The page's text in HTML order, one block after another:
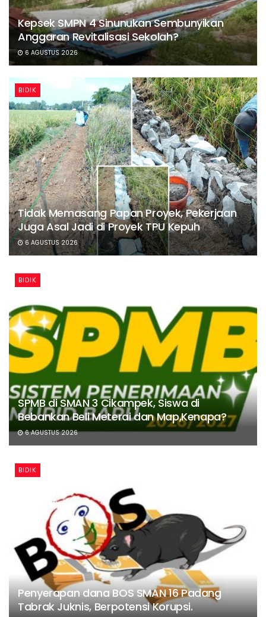
Kepsek SMPN 4 Sinunukan Sembunyikan
Anggaran Revitalisasi Sekolah?
6 AGUSTUS 2026
BIDIK
Tidak Memasang Papan Proyek, Pekerjaan
Juga Asal Jadi di Proyek TPU Kepuh
6 AGUSTUS 2026
BIDIK
SPMB di SMAN 3 Cikampek, Siswa di
Bebankan Beli Meterai dan Map,Kenapa?
6 AGUSTUS 2026
BIDIK
Penyerapan dana BOS SMAN 16 Padang
Tabrak Juknis, Berpotensi Korupsi.